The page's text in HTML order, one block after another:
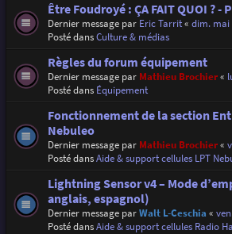
Être Foudroyé : ÇA FAIT QUOI ? -
Dernier message par Eric Tarrit« dim. mai
Posté dansCulture & médias
Règles du forum équipement
Dernier message par Mathieu Brochier«
Posté dans Équipement
Fonctionnement de la section
Nebuleo
Dernier message par Mathieu Brochier«
Posté dansAide & support cellules LPT
Lightning Sensor v4 – Mode
anglais, espagnol)
Dernier message parWalt L-Ceschia «
Posté dansAide & support cellules Radio